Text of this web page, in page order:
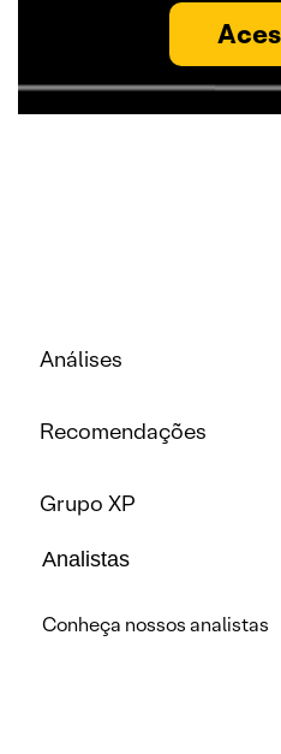
Análises
Recomendações
Grupo XP
Analistas
Conheça nossos analistas